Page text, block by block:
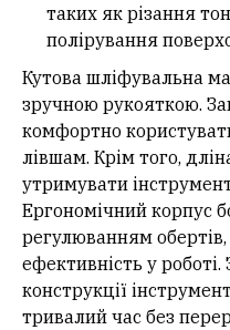
таких як різання
полірування
Кутова шліфувальна
зручною рукояткою.
комфортно
лівшам. Крім того,
утримувати
Ергономічний корпус
регулюванням обертів,
ефективність у
конструкції
тривалий час без